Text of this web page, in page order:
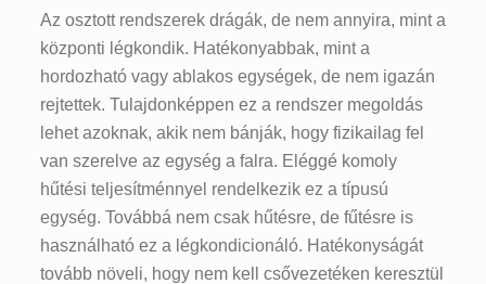
Az osztott rendszerek drágák, de nem annyira, mint a
központi légkondik. Hatékonyabbak, mint a
hordozható vagy ablakos egységek, de nem igazán
rejtettek. Tulajdonképpen ez a rendszer megoldás
lehet azoknak, akik nem bánják, hogy fizikailag fel
van szerelve az egység a falra. Eléggé komoly
hűtési teljesítménnyel rendelkezik ez a típusú
egység. Továbbá nem csak hűtésre, de fűtésre is
használható ez a légkondicionáló. Hatékonyságát
tovább növeli, hogy nem kell csővezetéken keresztül